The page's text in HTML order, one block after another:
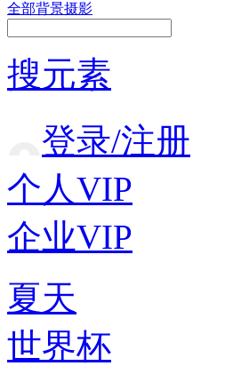
全部背景摄影
搜元素
登录/注册
个人VIP
企业VIP
夏天
世界杯